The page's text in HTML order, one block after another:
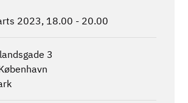
2023, 18.00 - 20.00
3